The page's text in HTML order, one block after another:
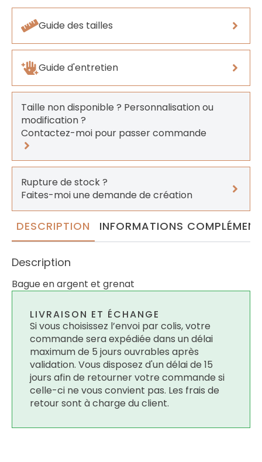
Cerise
Guide des tailles
Guide d'entretien
Taille non disponible ? Personnalisation ou
modification ?
Contactez-moi pour passer commande
Rupture de stock ?
Faites-moi une demande de création
DESCRIPTION INFORMATIONS
Description
Bague en argent et grenat
LIVRAISON ET ÉCHANGE
Si vous choisissez l’envoi par colis, votre
commande sera expédiée dans un délai
maximum de 5 jours ouvrables après
validation. Vous disposez d'un délai de 15
jours afin de retourner votre commande si
celle-ci ne vous convient pas. Les frais de
retour sont à charge du client.